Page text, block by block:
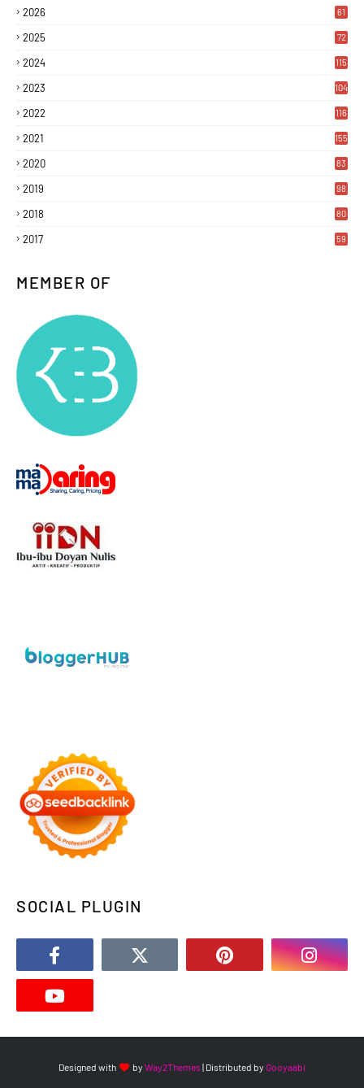
2026 61
2025 72
2024 115
2023 104
2022 116
2021 155
2020 83
2019 98
2018 80
2017 59
MEMBER OF
SOCIAL PLUGIN
Designed with by Way2Themes| Distributed by Gooyaabi